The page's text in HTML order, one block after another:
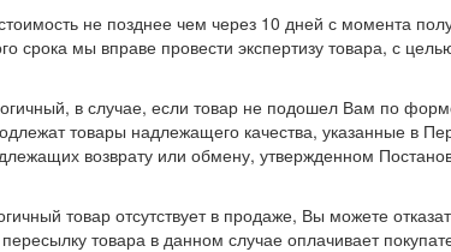
не позднее чем через 10 дней с момента
срока мы вправе провести экспертизу товара, с
в случае, если товар не подошел Вам по
товары надлежащего качества, указанные в
возврату или обмену, утвержденном
товар отсутствует в продаже, Вы можете
товара в данном случае оплачивает